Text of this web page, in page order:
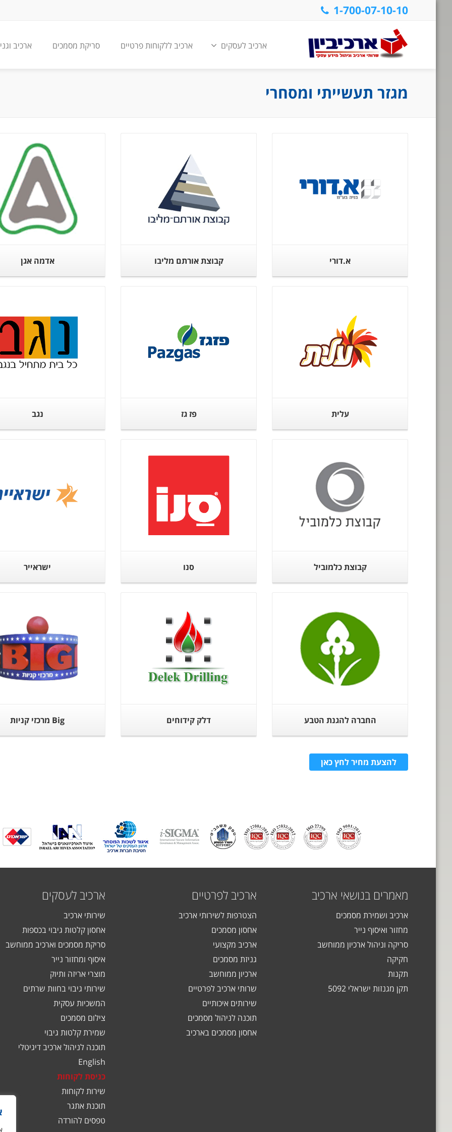
1-700-07-10-10
ארכיב לעסקים ארכיב ללקוחות פרטיים סריקת מסמכים ארכיב
מגזר תעשייתי ומסחרי
אדמה אגן קבוצת אורתם מליבו א.דורי
נגב פז גז עלית
ישראייר סנו קבוצת כלמוביל
Big מרכזי קניות דלק קידוחים החברה להגנת הטבע
להצעת מחיר לחץ כאן
ארכיב לעסקים
שירותי ארכיב
אחסון קלטות גיבוי בכספות
סריקת מסמכים וארכיב ממוחשב
איסוף ומחזור נייר
מוצרי אריזה ותיוק
שירותי גיבוי בחוות שרתים
המשכיות עסקית
צילום מסמכים
שמירת קלטות גיבוי
תוכנה לניהול ארכיב דיגיטלי
English
כניסת לקוחות
שירות לקוחות
תוכנת אתגר
טפסים להורדה
ארכיב לפרטיים
הצטרפות לשירותי ארכיב
אחסון מסמכים
ארכיב מקצועי
גניזת מסמכים
ארכיון ממוחשב
שרותי ארכיב לפרטיים
שירותים איכותיים
תוכנה לניהול מסמכים
אחסון מסמכים בארכיב
מאמרים בנושאי ארכיב
ארכיב ושמירת מסמכים
מחזור ואיסוף נייר
סריקה וניהול ארכיון ממוחשב
חקיקה
תקנות
תקן מגנזות ישראלי 5092